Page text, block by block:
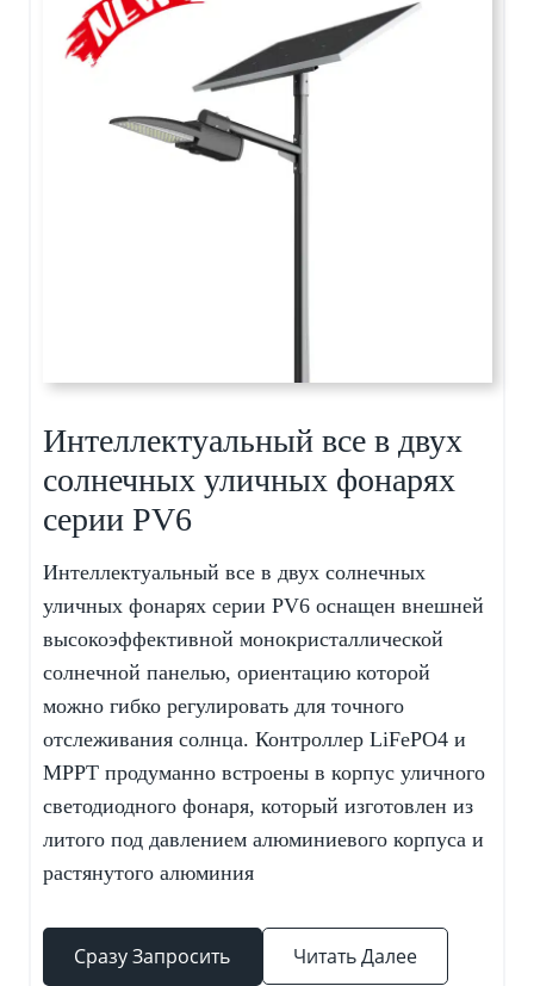
Интеллектуальный все в двух
солнечных уличных фонарях
серии PV6
Интеллектуальный все в двух солнечных
уличных фонарях серии PV6 оснащен внешней
высокоэффективной монокристаллической
солнечной панелью, ориентацию которой
можно гибко регулировать для точного
отслеживания солнца. Контроллер LiFePO4 и
MPPT продуманно встроены в корпус уличного
светодиодного фонаря, который изготовлен из
литого под давлением алюминиевого корпуса и
растянутого алюминия
Сразу Запросить Читать Далее